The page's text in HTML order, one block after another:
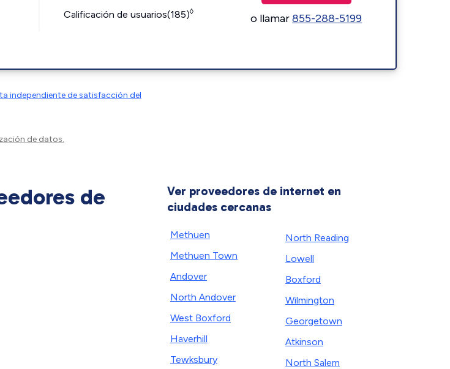
Calificación de usuarios(185)◊ o llamar855-288-5199
independiente de satisfacción del
de datos.
de
Ver proveedores de internet en
ciudades cercanas
Methuen
Methuen Town
Andover
North Andover
West Boxford
Haverhill
Tewksbury
North Reading
Lowell
Boxford
Wilmington
Georgetown
Atkinson
North Salem